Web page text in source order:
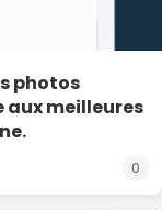
photos
aux meilleures
0